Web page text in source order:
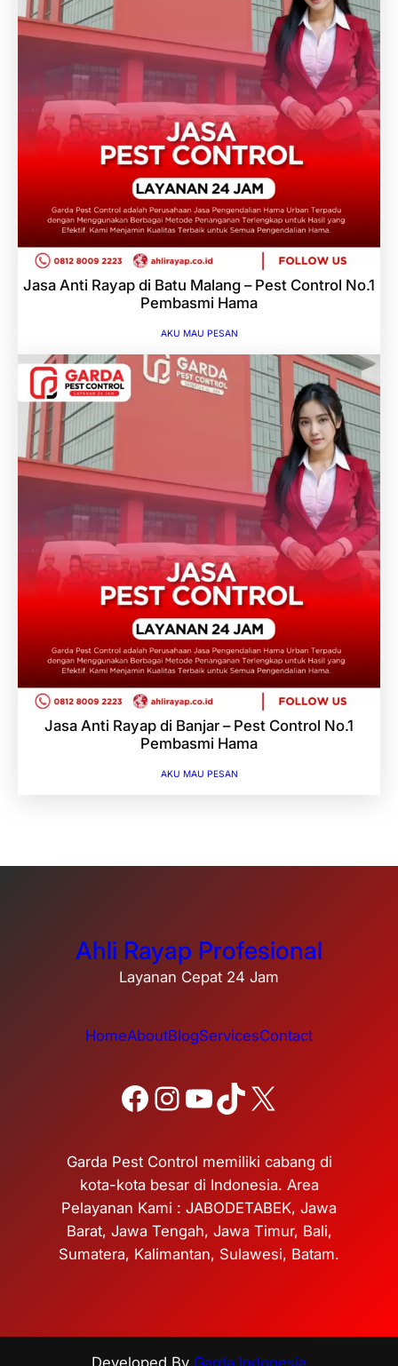
Jasa Anti Rayap di Batu Malang – Pest Control No.1
Pembasmi Hama
AKU MAU PESAN
Jasa Anti Rayap di Banjar – Pest Control No.1
Pembasmi Hama
AKU MAU PESAN
Ahli Rayap Profesional
Layanan Cepat 24 Jam
HomeAboutBlogServicesContact
Facebook Instagram YouTube TikTok X
Garda Pest Control memiliki cabang di
kota-kota besar di Indonesia. Area
Pelayanan Kami : JABODETABEK, Jawa
Barat, Jawa Tengah, Jawa Timur, Bali,
Sumatera, Kalimantan, Sulawesi, Batam.